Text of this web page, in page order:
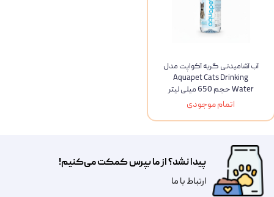
آب آشامیدنی گربه آکواپت مدل
Aquapet Cats Drinking
Water حجم 650 میلی لیتر
اتمام موجودی
پیدا نشد؟ از ما بپرس کمکت می‌کنیم!
​​​ارتباط با ما